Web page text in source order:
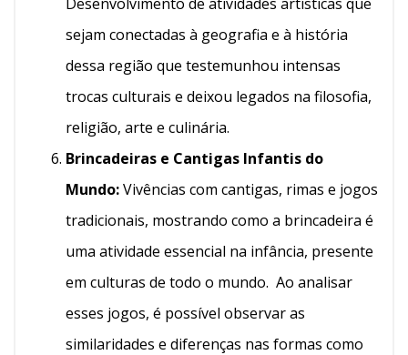
sejam conectadas à geografia e à história
dessa região que testemunhou intensas
trocas culturais e deixou legados na filosofia,
religião, arte e culinária.
Brincadeiras e Cantigas Infantis do
Mundo:Vivências com cantigas, rimas e jogos
tradicionais, mostrando como a brincadeira é
uma atividade essencial na infância, presente
em culturas de todo o mundo. Ao analisar
esses jogos, é possível observar as
similaridades e diferenças nas formas como